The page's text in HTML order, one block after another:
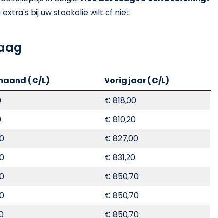
bij uw stookolie wilt of niet.
(€/L)
Vorig jaar (€/L)
€ 818,00
€ 810,20
€ 827,00
€ 831,20
€ 850,70
€ 850,70
€ 850,70